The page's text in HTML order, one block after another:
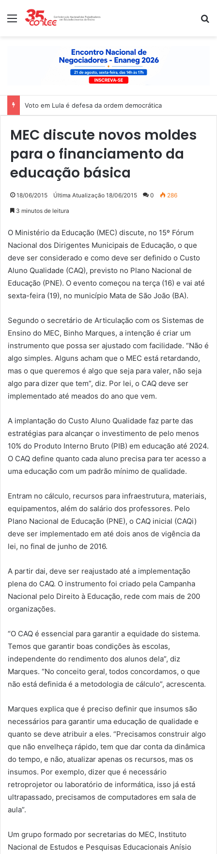
Menu
Voto em Lula é defesa da ordem democrática
MEC discute novos moldes
para o financiamento da
educação básica
18/06/2015 Última Atualização 18/06/2015 0 286
3 minutos de leitura
O Ministério da Educação (MEC) discute, no 15º Fórum
Nacional dos Dirigentes Municipais de Educação, o que
deve ser considerado e como deve ser definido o Custo
Aluno Qualidade (CAQ), previsto no Plano Nacional de
Educação (PNE). O evento começou na terça (16) e vai até
sexta-feira (19), no município Mata de São João (BA).
Segundo o secretário de Articulação com os Sistemas de
Ensino do MEC, Binho Marques, a intenção é criar um
instrumento que possa ser ajustado com facilidade. “Não é
algo simples. Alguns acham que o MEC está retardando,
mas o que queremos é algo que seja para valer, não seja
algo para dizer que tem”, diz. Por lei, o CAQ deve ser
implementado até meados do ano que vem.
A implantação do Custo Aluno Qualidade faz parte das
estratégias para alcançar o investimento de pelo menos
10% do Produto Interno Bruto (PIB) em educação até 2024.
O CAQ define quanto cada aluno precisa para ter acesso a
uma educação com um padrão mínimo de qualidade.
Entram no cálculo, recursos para infraestrutura, materiais,
equipamentos, além do salário dos professores. Pelo
Plano Nacional de Educação (PNE), o CAQ inicial (CAQi)
deve ser implementado em até dois anos de vigência da
lei, no final de junho de 2016.
A partir dai, deve ser reajustado até a implementação
plena do CAQ. O instrumento foi criado pela Campanha
Nacional pelo Direito à Educação, rede com mais de 200
organizações.
“O CAQ é essencial para garantir a equidade do sistema.
Temos que garantir boas condições às escolas,
independente do rendimento dos alunos dela”, diz
Marques. “No conceito geral, todos concordamos, o que
não está definida é a metodologia de cálculo”, acrescenta.
Marques explica que é preciso definir que insumos são
necessários para garantir uma educação de qualidade e
quanto se deve atribuir a eles. “Precisamos construir algo
que não envelheça rápido, tem que dar conta da dinâmica
do tempo, e não, atualizar apenas os recursos, mas os
insumos. Por exemplo, dizer que é necessário
retroprojetor ou laboratório de informática, isso já está
ultrapassado, precisamos de computadores em sala de
aula”.
Um grupo formado por secretarias do MEC, Instituto
Nacional de Estudos e Pesquisas Educacionais Anísio